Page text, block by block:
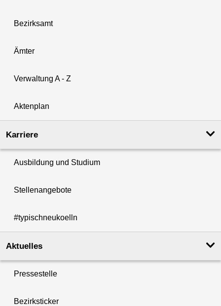
Bezirksamt
Ämter
Verwaltung A - Z
Aktenplan
Karriere
Ausbildung und Studium
Stellenangebote
#typischneukoelln
Aktuelles
Pressestelle
Bezirksticker